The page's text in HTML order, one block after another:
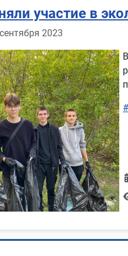
участие в
2023